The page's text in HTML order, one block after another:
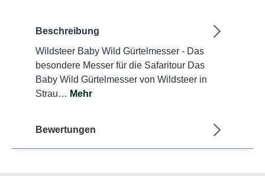
Beschreibung
Wildsteer Baby Wild Gürtelmesser - Das
besondere Messer für die Safaritour Das
Baby Wild Gürtelmesser von Wildsteer in
Strau… Mehr
Bewertungen